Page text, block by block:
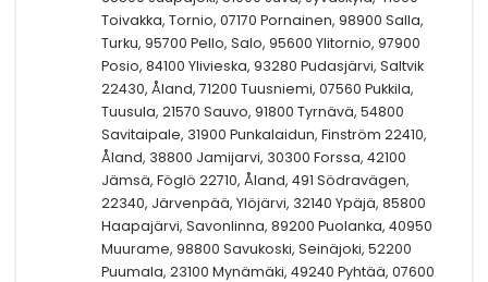
Toivakka, Tornio, 07170 Pornainen, 98900 Salla,
Turku, 95700 Pello, Salo, 95600 Ylitornio, 97900
Posio, 84100 Ylivieska, 93280 Pudasjärvi, Saltvik
22430, Åland, 71200 Tuusniemi, 07560 Pukkila,
Tuusula, 21570 Sauvo, 91800 Tyrnävä, 54800
Savitaipale, 31900 Punkalaidun, Finström 22410,
Åland, 38800 Jamijarvi, 30300 Forssa, 42100
Jämsä, Föglö 22710, Åland, 491 Södravägen,
22340, Järvenpää, Ylöjärvi, 32140 Ypäjä, 85800
Haapajärvi, Savonlinna, 89200 Puolanka, 40950
Muurame, 98800 Savukoski, Seinäjoki, 52200
Puumala, 23100 Mynämäki, 49240 Pyhtää, 07600